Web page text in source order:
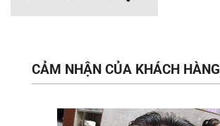
CẢM NHẬN CỦA KHÁCH HÀNG